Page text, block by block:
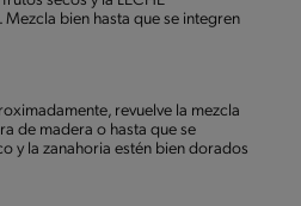
Mezcla bien hasta que se integren
revuelve la mezcla
de madera o hasta que se
y la zanahoria estén bien dorados